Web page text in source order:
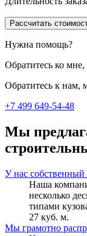
Рассчитать
Нужна помощь?
Обратитесь ко мне,
Обратитесь к нам,
+7 499 649-54-48
Мы
У нас собственный
Наша
несколько
типами
27 куб. м.
Мы грамотно